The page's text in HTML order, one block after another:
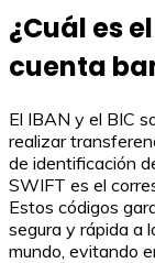
¿Cuál es
cuenta
El IBAN y el BIC
realizar
de identificación
SWIFT es el
Estos códigos
segura y rápida a
mundo, evitando